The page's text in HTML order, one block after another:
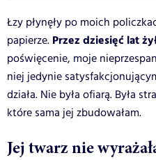
Łzy płynęły po moich
papierze. Przez dziesięć lat
poświęcenie, moje
niej jedynie
działa. Nie była ofiarą. Była
które sama jej zbudowałam.
Jej twarz nie